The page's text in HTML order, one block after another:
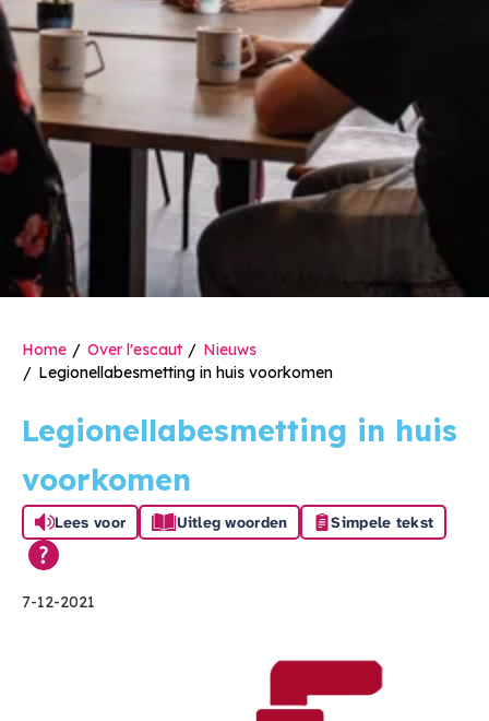
Home Over l'escaut
Nieuws
Legionellabesmetting in huis voorkomen
Legionellabesmetting in huis
voorkomen
Lees voor Uitleg woorden Simpele tekst
7-12-2021